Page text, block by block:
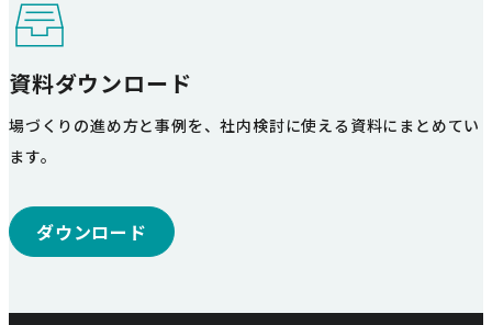
資料ダウンロード
場づくりの進め方と事例を、社内検討に使える資料にまとめてい
ます。
ダウンロード